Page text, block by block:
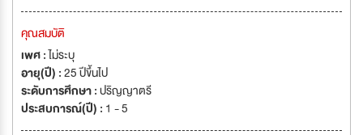
คุณสมบัติ
เพศ :ไม่ระบุ
อายุ(ปี) :25 ปีขึ้นไป
ระดับการศึกษา :ปริญญาตรี
ประสบการณ์(ปี) : 1 - 5